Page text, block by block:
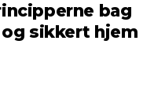
bag
sikkert hjem